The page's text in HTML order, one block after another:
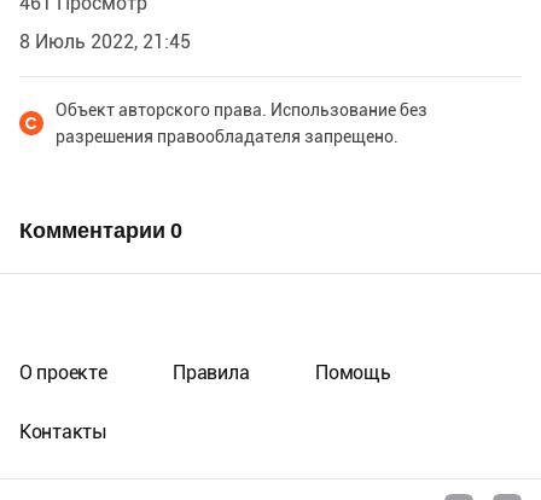
8 Июль 2022, 21:45
Объект авторского права. Использование без
разрешения правообладателя запрещено.
Комментарии 0
О проекте Правила Помощь
Контакты